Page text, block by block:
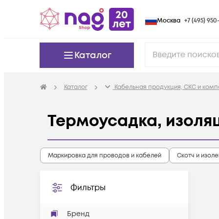
Москва +7 (495) 950-
Каталог
Каталог Кабельная продукция, СКС и
Термоусадка,
Фильтры
Бренд
Маркировка для проводов и кабелей Скотч и